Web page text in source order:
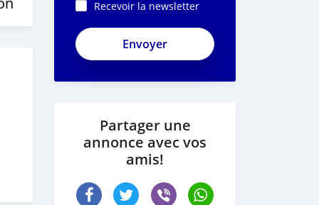
Recevoir la newsletter
Partager une
annonce avec vos
amis!